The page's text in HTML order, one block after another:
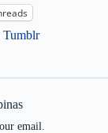
Tumblr
email.